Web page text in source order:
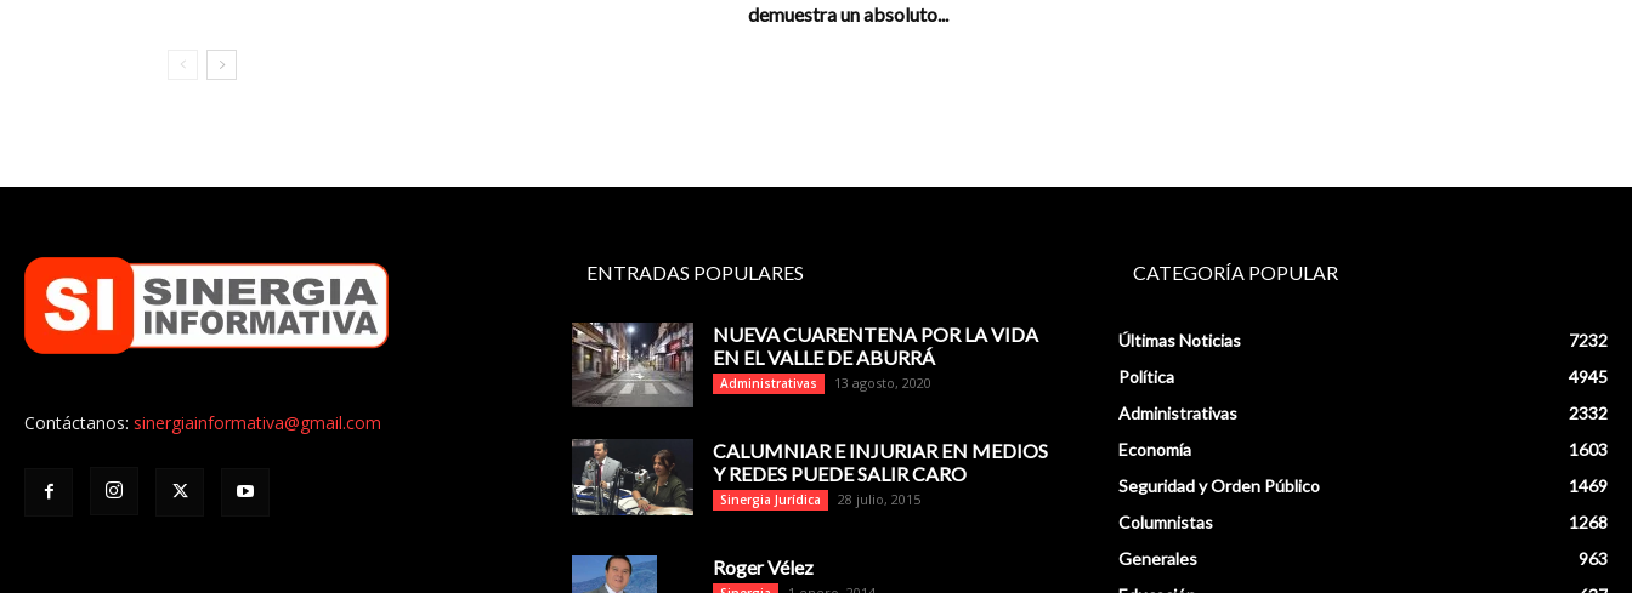
demuestra un absoluto...
Contáctanos: sinergiainformativa@gmail.com
ENTRADAS POPULARES
NUEVA CUARENTENA POR LA VIDA
EN EL VALLE DE ABURRÁ
Administrativas 13 agosto, 2020
CALUMNIAR E INJURIAR EN MEDIOS
Y REDES PUEDE SALIR CARO
Sinergia Jurídica 28 julio, 2015
Roger Vélez
CATEGORÍA POPULAR
Últimas Noticias
7232
Política
4945
Administrativas
2332
Economía
1603
Seguridad y Orden Público
1469
Columnistas
1268
Generales
963